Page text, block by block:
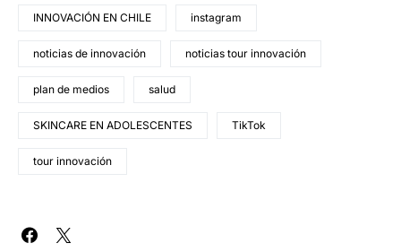
INNOVACIÓN EN CHILE instagram
noticias de innovación noticias tour innovación
plan de medios salud
SKINCARE EN ADOLESCENTES TikTok
tour innovación